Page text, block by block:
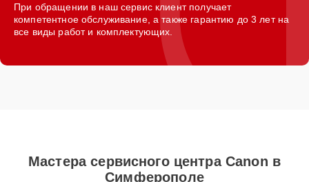
При обращении в наш сервис клиент получает
компетентное обслуживание, а также гарантию до 3 лет на
все виды работ и комплектующих.
Мастера сервисного центра Canon в
Симферополе